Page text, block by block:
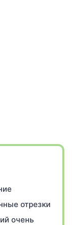
отрезки
очень